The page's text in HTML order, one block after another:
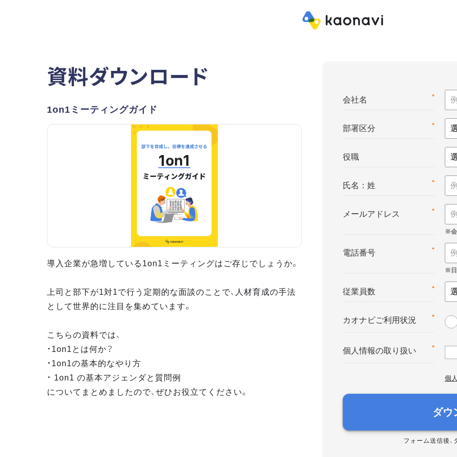
資料ダウンロード
1on1ミーティングガイド
導入企業が急増している1on1ミーティングはご存じでしょうか。
上司と部下が1対1で行う定期的な面談のことで、人材育成の手法
として世界的に注目を集めています。
こちらの資料では、
・1on1とは何か？
・1on1の基本的なやり方
・ 1on1 の基本アジェンダと質問例
についてまとめましたので、ぜひお役立てください。
*
会社名
*
部署区分
役職
*
氏名：姓
*
メールアドレス
*
電話番号
*
従業員数
*
カオナビご利用状況
*
個人情報の取り扱い
個
ダウ
フォーム送信後